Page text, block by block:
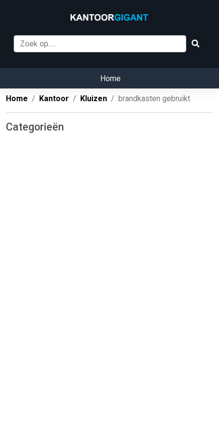
Home
Home Kantoor Kluizen brandkasten gebruikt
Categorieën